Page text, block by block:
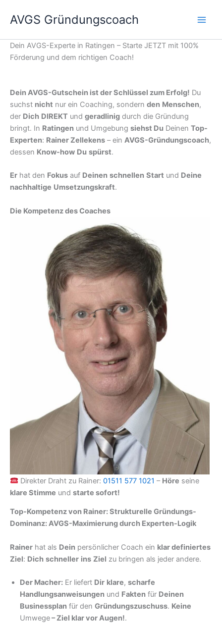
InhaltAVGS Gründungscoach
Dein AVGS-Experte in Ratingen – Starte JETZT mit 100%
Förderung und dem richtigen Coach!
Dein AVGS-Gutschein ist der Schlüssel zum Erfolg! Du
suchst nicht nur ein Coaching, sondern den Menschen,
der Dich DIREKT und geradlinig durch die Gründung
bringt. In Ratingen und Umgebung siehst Du Deinen Top-
Experten: Rainer Zellekens – ein AVGS-Gründungscoach,
dessen Know-how Du spürst.
Er hat den Fokus auf Deinen schnellen Start und Deine
nachhaltige Umsetzungskraft.
Die Kompetenz des Coaches
Direkter Draht zu Rainer: 01511 577 1021 – Höre seine
klare Stimme und starte sofort!
Top-Kompetenz von Rainer: Strukturelle Gründungs-
Dominanz: AVGS-Maximierung durch Experten-Logik
Rainer hat als Dein persönlicher Coach ein klar definiertes
Ziel: Dich schneller ins Ziel zu bringen als jeder andere.
Der Macher: Er liefert Dir klare, scharfe
Handlungsanweisungen und Fakten für Deinen
Businessplan für den Gründungszuschuss. Keine
Umwege–Ziel klar vor Augen!.